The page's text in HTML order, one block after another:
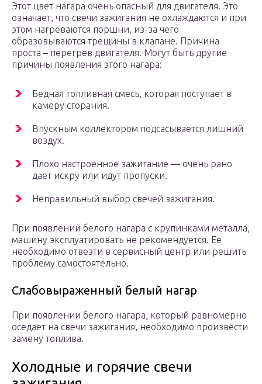
Этот цвет нагара очень опасный для двигателя. Это
означает, что свечи зажигания не охлаждаются и при
этом нагреваются поршни, из-за чего
образовываются трещины в клапане. Причина
проста – перегрев двигателя. Могут быть другие
причины появления этого нагара:
Бедная топливная смесь, которая поступает в
камеру сгорания.
Впускным коллектором подсасывается лишний
воздух.
Плохо настроенное зажигание — очень рано
дает искру или идут пропуски.
Неправильный выбор свечей зажигания.
При появлении белого нагара с крупинками металла,
машину эксплуатировать не рекомендуется. Ее
необходимо отвезти в сервисный центр или решить
проблему самостоятельно.
Слабовыраженный белый нагар
При появлении белого нагара, который равномерно
оседает на свечи зажигания, необходимо произвести
замену топлива.
Холодные и горячие свечи